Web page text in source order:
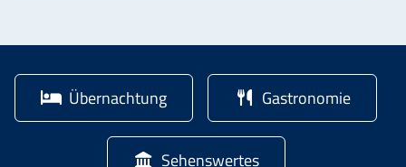
Übernachtung Gastronomie
Sehenswertes